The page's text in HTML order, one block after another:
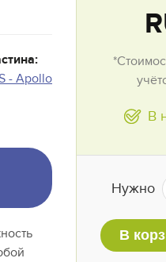
- Apollo
В
Нужно
В